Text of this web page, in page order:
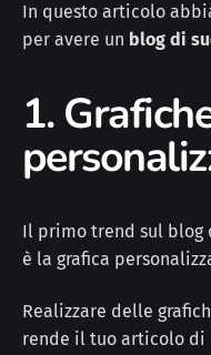
In questo articolo
per avere un blog di
1.
Il primo trend sul blog
è la grafica
Realizzare delle
rende il tuo articolo di